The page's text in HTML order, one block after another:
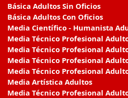
Básica Adultos Sin Oficios
Básica Adultos Con Oficios
Media Científico - Humanista
Media Técnico Profesional
Media Técnico Profesional
Media Técnico Profesional
Media Técnico Profesional
Media Artística Adultos
Media Técnico Profesional